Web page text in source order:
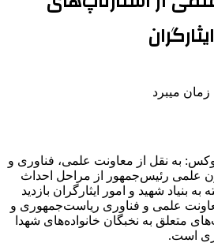
به نقل از معاونت علمی، فناوری و
علمی رئیس‌جمهور از مراحل احداث
بنیاد شهید و امور ایثارگران بازدید
علمی و فناوری ریاست‌جمهوری و
متعلق به نخبگان خانواده‌های شهدا
است.